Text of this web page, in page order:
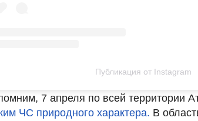
Публикация от Instagram
7 апреля по всей территории
ЧС природного характера. В